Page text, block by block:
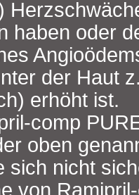
haben oder
der Haut
erhöht ist.
comp
oben
sich nicht
von